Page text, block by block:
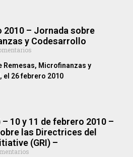
2010 – Jornada sobre
y Codesarrollo
Remesas, Microfinanzas y
26 febrero 2010
10 y 11 de febrero 2010 –
las Directrices del
(GRI) –